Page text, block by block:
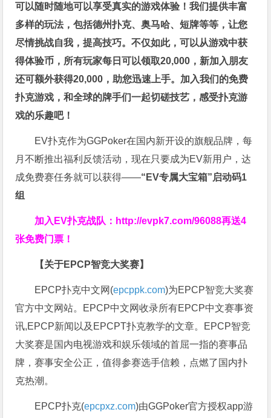
可以随时随地可以享受真实的游戏体验！我们提供丰富
多样的玩法，包括德州扑克、奥马哈、短牌等等，让您
尽情挑战自我，提高技巧。不仅如此，可以从游戏中获
得体验币，所有玩家每日可以领取20,000，新加入朋友
还可额外获得20,000，助您迅速上手。 加入我们的免费
扑克游戏，和全球的牌手们一起切磋技艺，感受扑克游
戏的乐趣吧！
EV扑克作为GGPoker在国内新开设的旗舰品牌，每
月不断推出福利反馈活动，现在只要成为EV新用户，达
成免费赛任务就可以获得——“EV专属大宝箱”启动码1
组
加入EV扑克战队： http://evpk7.com/96088再送4
张免费门票！
【关于EPCP智竞大奖赛】
EPCP扑克中文网(epcppk.com)为EPCP智竞大奖赛
官方中文网站。EPCP中文网收录所有EPCP中文赛事资
讯,EPCP新闻以及EPCPT扑克教学的文章。EPCP智竞
大奖赛是国内电视游戏和娱乐领域的首屈一指的赛事品
牌，赛事安全公正，值得参赛选手信赖，点燃了国内扑
克热潮。
EPCP扑克(epcpxz.com)由GGPoker官方授权app游